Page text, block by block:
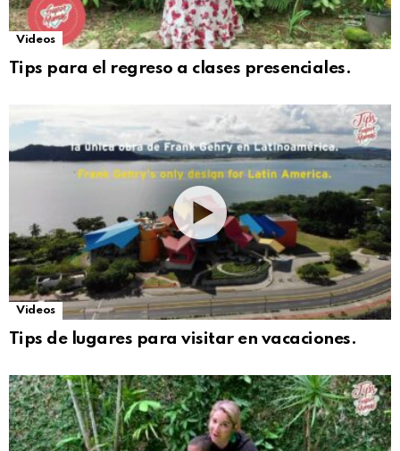
Videos
Tips para el regreso a clases presenciales.
Videos
Tips de lugares para visitar en vacaciones.